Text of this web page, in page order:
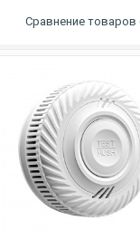
Сравнение товаров